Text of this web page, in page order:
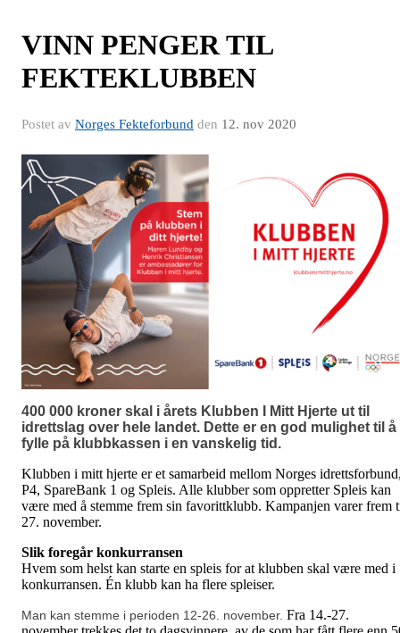
VINN PENGER TIL
FEKTEKLUBBEN
Postet av Norges Fekteforbund den 12. nov 2020
400 000 kroner skal i årets Klubben I Mitt Hjerte ut til
idrettslag over hele landet. Dette er en god mulighet til å
fylle på klubbkassen i en vanskelig tid.
Klubben i mitt hjerte er et samarbeid mellom Norges
P4, SpareBank 1 og Spleis. Alle klubber som oppretter Spleis kan
være med å stemme frem sin favorittklubb. Kampanjen varer frem
27. november.
Slik foregår konkurransen
Hvem som helst kan starte en spleis for at klubben skal være med i
konkurransen. Én klubb kan ha flere spleiser.
Man kan stemme i perioden 12-26. november. Fra 14.-27.